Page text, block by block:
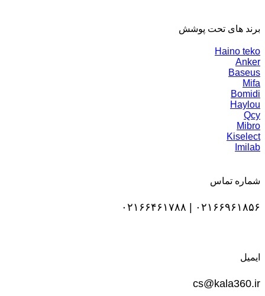
برند های تحت پوشش
Haino teko
Anker
Baseus
Mifa
Bomidi
Haylou
Qcy
Mibro
Kiselect
Imilab
شماره تماس
۰۲۱۶۶۹۶۱۸۵۶ | ۰۲۱۶۶۴۶۱۷۸۸
ایمیل
cs@kala360.ir